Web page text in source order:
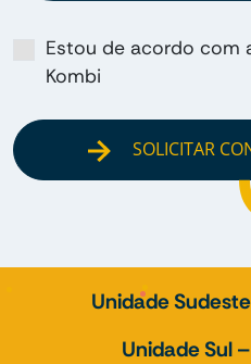
Estou de acordo com
Kombi
SOLICITAR
Unidade
Unidade Sul